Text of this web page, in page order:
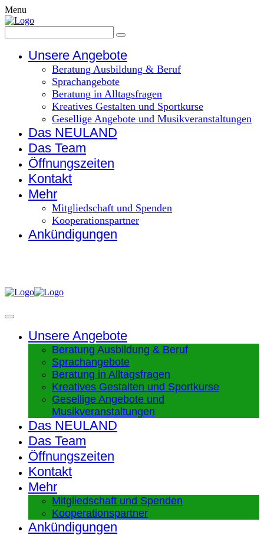
Menu
Unsere Angebote
Beratung Ausbildung & Beruf
Sprachangebote
Beratung in Alltagsfragen
Kreatives Gestalten und Sportkurse
Gesellige Angebote und Musikveranstaltungen
Das NEULAND
Das Team
Öffnungszeiten
Kontakt
Mehr
Mitgliedschaft und Spenden
Kooperationspartner
Ankündigungen
Unsere Angebote
Beratung Ausbildung & Beruf
Sprachangebote
Beratung in Alltagsfragen
Kreatives Gestalten und Sportkurse
Gesellige Angebote und
Musikveranstaltungen
Das NEULAND
Das Team
Öffnungszeiten
Kontakt
Mehr
Mitgliedschaft und Spenden
Kooperationspartner
Ankündigungen